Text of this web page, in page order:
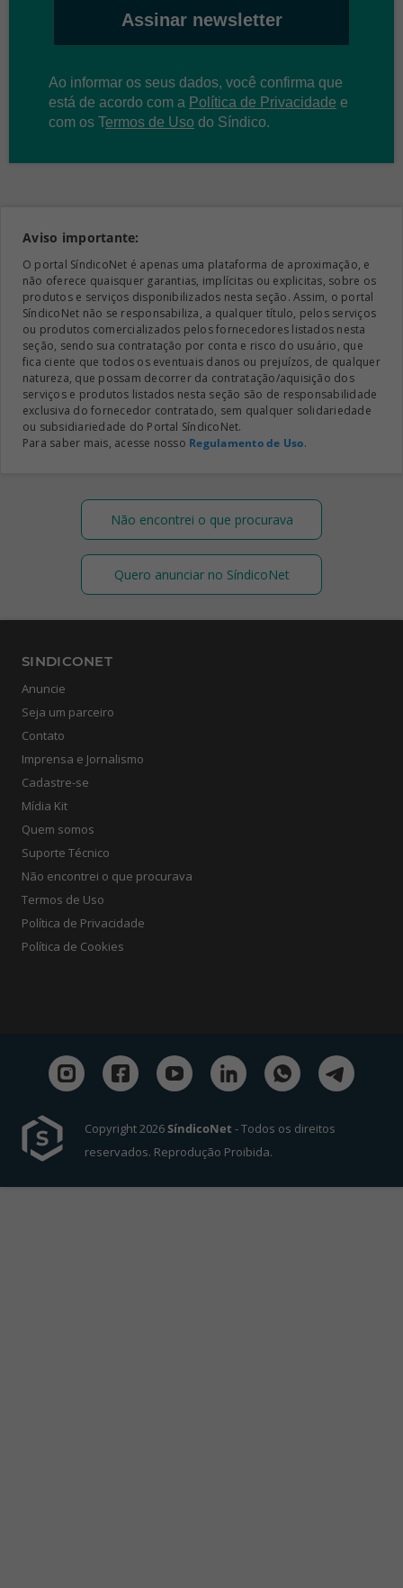
Assinar newsletter
Ao informar os seus dados, você confirma que
está de acordo com a Política de Privacidade e
com os Termos de Uso do Síndico.
Aviso importante:
O portal SíndicoNet é apenas uma plataforma de aproximação, e
não oferece quaisquer garantias, implícitas ou explicitas, sobre os
produtos e serviços disponibilizados nesta seção. Assim, o portal
SíndicoNet não se responsabiliza, a qualquer título, pelos serviços
ou produtos comercializados pelos fornecedores listados nesta
seção, sendo sua contratação por conta e risco do usuário, que
fica ciente que todos os eventuais danos ou prejuízos, de qualquer
natureza, que possam decorrer da contratação/aquisição dos
serviços e produtos listados nesta seção são de responsabilidade
exclusiva do fornecedor contratado, sem qualquer solidariedade
ou subsidiariedade do Portal SíndicoNet.
Para saber mais, acesse nosso Regulamento de Uso.
Não encontrei o que procurava
Quero anunciar no SíndicoNet
SINDICONET
Anuncie
Seja um parceiro
Contato
Imprensa e Jornalismo
Cadastre-se
Mídia Kit
Quem somos
Suporte Técnico
Não encontrei o que procurava
Termos de Uso
Política de Privacidade
Política de Cookies
Copyright 2026SíndicoNet - Todos os direitos
reservados. Reprodução Proibida.